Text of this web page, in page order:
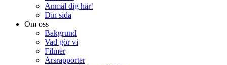
Anmäl dig här!
Din sida
Om oss
Bakgrund
Vad gör vi
Filmer
Årsrapporter